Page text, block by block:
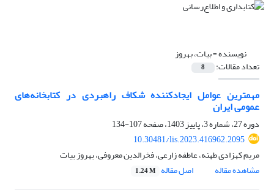
نویسنده =بیات، بهروز
تعداد مقالات: 8
مهمترین عوامل ایجاد‌کننده‌ شکاف راهبردی در کتابخانه‌های
عمومی ایران
دوره 27، شماره 3، پاییز 1403، صفحه
107-134
10.30481/lis.2023.416962.2095
مریم کهزادی طهنه، عاطفه زارعی، فخرالدین معروفی، بهروز بیات
مشاهده مقاله
اصل مقاله 1.24 M